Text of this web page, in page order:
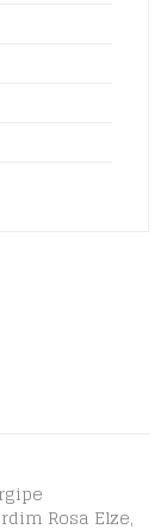
Rosa Elze,